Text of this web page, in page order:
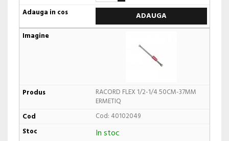
ADAUGA
RACORD FLEX 1/2-1/4 50CM-37MM
ERMETIQ
Cod: 40102049
In stoc